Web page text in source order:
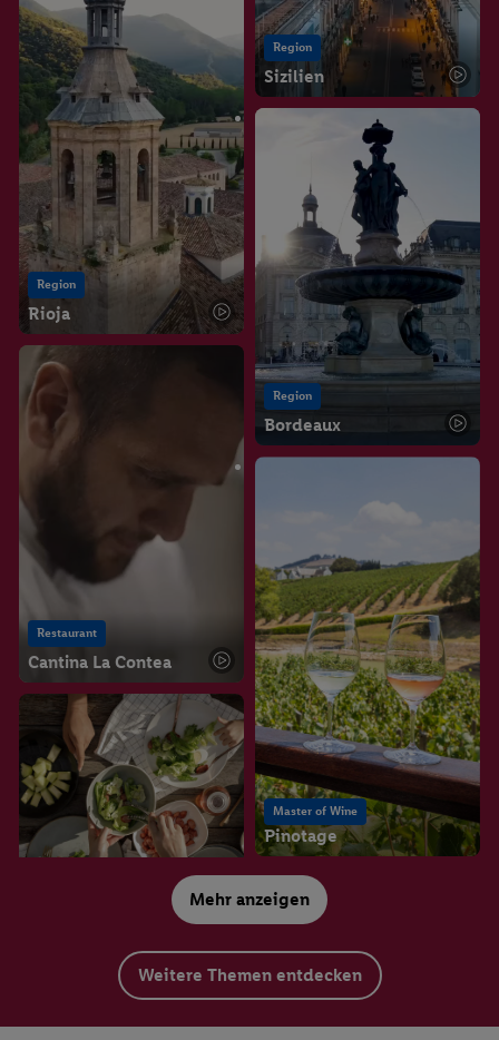
Region
Sizilien
Region
Rioja
Region
Bordeaux
Restaurant
Cantina La Contea
Master of Wine
Pinotage
Mehr anzeigen
Weitere Themen entdecken